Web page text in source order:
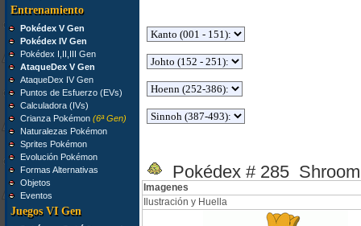
Entrenamiento
Pokédex V Gen
Pokédex IV Gen
Pokédex I,II,III Gen
AtaqueDex V Gen
AtaqueDex IV Gen
Puntos de Esfuerzo (EVs)
Calculadora (IVs)
Crianza Pokémon (6ª Gen)
Naturalezas Pokémon
Sprites Pokémon
Evolución Pokémon
Formas Alternativas
Objetos
Eventos
Juegos VI Gen
Pokédex # 285
Imagenes
Ilustración y Huella